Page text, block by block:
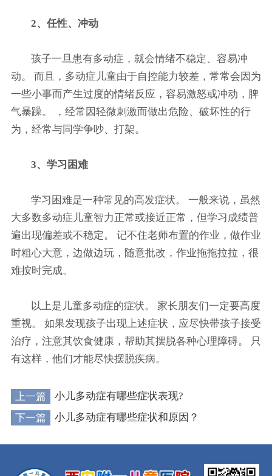
2、任性、冲动
孩子一旦患有多动症，就会情绪不稳定、容易冲
动。 而且，多动症儿童由于自控能力较差，常常会因为
一些小事而产生过度的情绪反应，容易激怒或冲动，脾
气暴躁。 ，经常因轻微刺激而做出危险、破坏性的行
为，经常与同学争吵、打架。
3、学习困难
学习困难是一种常见的高发症状。 一般来说，虽然
大多数多动症儿童智力正常或接近正常，但学习成绩普
遍出现偏差或不稳定。 记不住老师布置的作业，做作业
时粗心大意，边做边玩，随意批改，作业拖拖拉拉，很
难按时完成。
以上是儿童多动症的症状。 家长朋友们一定要高度
重视。 如果发现孩子出现上述症状，应尽快带孩子接受
治疗，注意其饮食健康，帮助其摆脱各种心理障碍。 只
有这样，他们才能尽快摆脱疾病。
上一篇
小儿多动症有哪些症状表现?
下一篇
小儿多动症有哪些症状和原因？